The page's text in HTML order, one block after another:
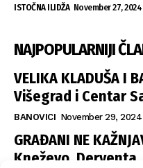
ISTOČNA ILIDŽA November 27, 2024
NAJPOPULARNIJI
VELIKA KLADUŠA I
Višegrad i Centar
BANOVICI November 29, 2024
GRAĐANI NE
Kneževo,